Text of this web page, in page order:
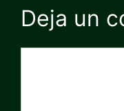
Deja un